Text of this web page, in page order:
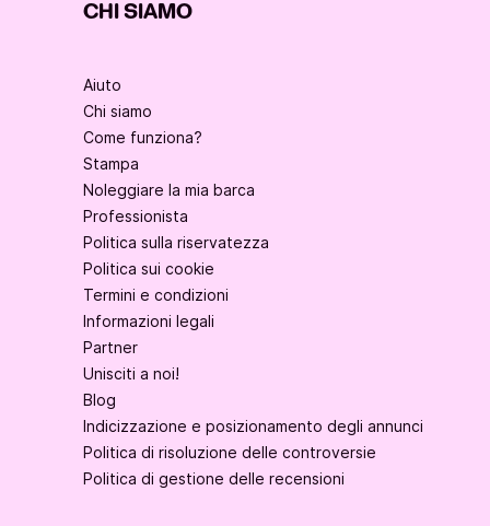
CHI SIAMO
Aiuto
Chi siamo
Come funziona?
Stampa
Noleggiare la mia barca
Professionista
Politica sulla riservatezza
Politica sui cookie
Termini e condizioni
Informazioni legali
Partner
Unisciti a noi!
Blog
Indicizzazione e posizionamento degli annunci
Politica di risoluzione delle controversie
Politica di gestione delle recensioni